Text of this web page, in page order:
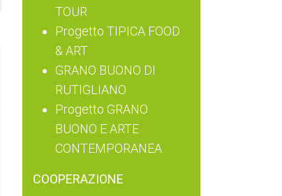
TOUR
Progetto TIPICA FOOD
& ART
GRANO BUONO DI
RUTIGLIANO
Progetto GRANO
BUONO E ARTE
CONTEMPORANEA
COOPERAZIONE